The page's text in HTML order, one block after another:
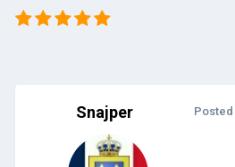
Snajper Posted